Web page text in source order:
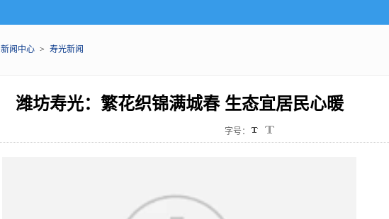
新闻中心 > 寿光新闻
潍坊寿光：繁花织锦满城春 生态宜居民心暖
字号：